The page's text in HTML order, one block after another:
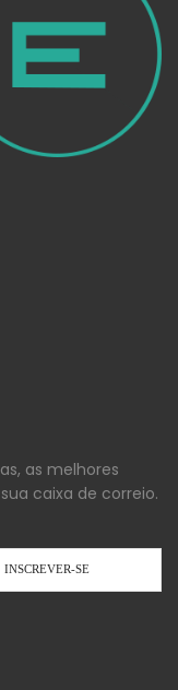
as melhores
caixa de correio.